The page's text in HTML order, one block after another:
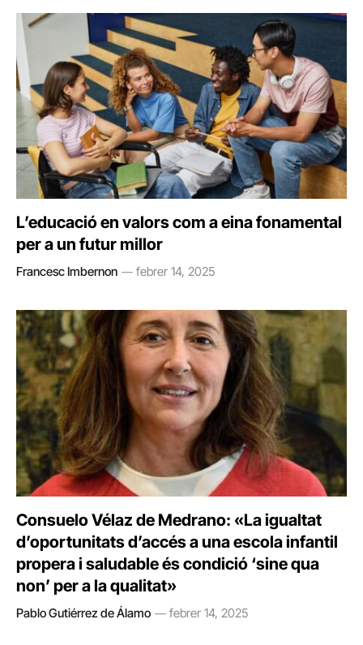
L’educació en valors com a eina fonamental
per a un futur millor
Francesc Imbernon febrer 14, 2025
Consuelo Vélaz de Medrano: «La igualtat
d’oportunitats d’accés a una escola infantil
propera i saludable és condició ‘sine qua
non’ per a la qualitat»
Pablo Gutiérrez de Álamo febrer 14, 2025